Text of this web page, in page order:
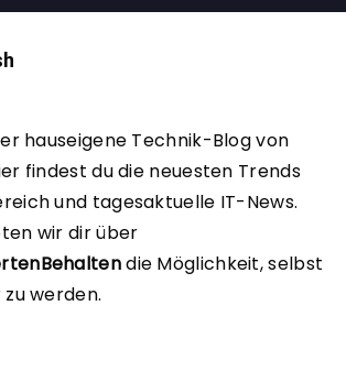
hauseigene Technik-Blog von
findest du die neuesten Trends
und tagesaktuelle IT-News.
wir dir über
die Möglichkeit, selbst
werden.